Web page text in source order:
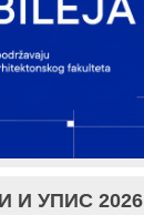
И УПИС 2026